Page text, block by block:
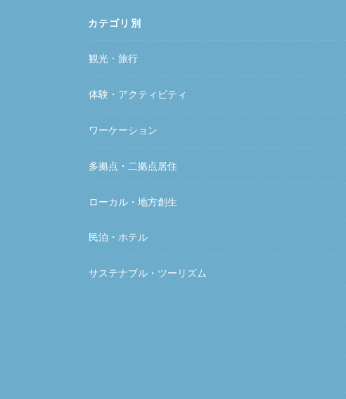
カテゴリ別
観光・旅行
体験・アクティビティ
ワーケーション
多拠点・二拠点居住
ローカル・地方創生
民泊・ホテル
サステナブル・ツーリズム